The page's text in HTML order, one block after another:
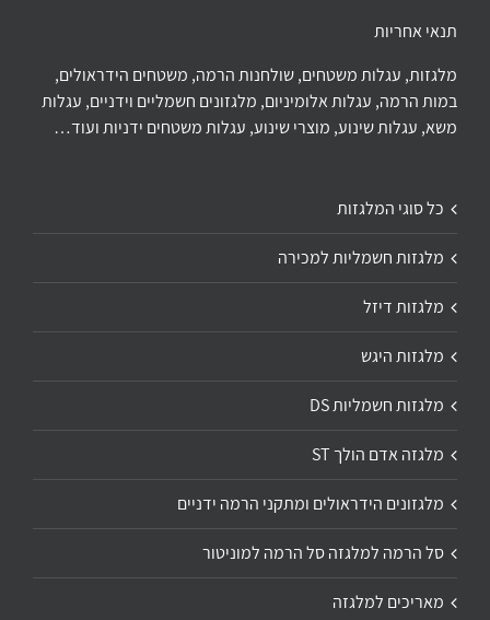
תנאי אחריות
מלגזות, עגלות משטחים, שולחנות הרמה, משטחים הידראולים,
במות הרמה, עגלות אלומיניום, מלגזונים חשמליים וידניים, עגלות
משא, עגלות שינוע, מוצרי שינוע, עגלות משטחים ידניות ועוד…
כל סוגי המלגזות
מלגזות חשמליות למכירה
מלגזות דיזל
מלגזות היגש
מלגזות חשמליות DS
מלגזה אדם הולך ST
מלגזונים הידראולים ומתקני הרמה ידניים
סל הרמה למלגזה סל הרמה למוניטור
מאריכים למלגזה